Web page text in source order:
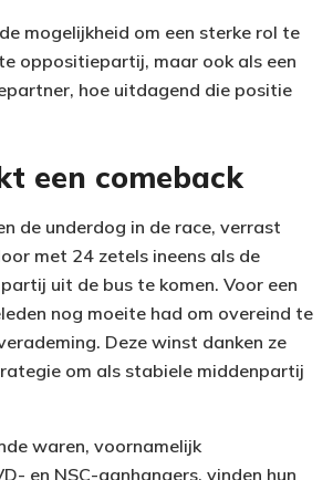
mogelijkheid om een sterke rol te
oppositiepartij, maar ook als een
hoe uitdagend die positie
een comeback
de underdog in de race, verrast
met 24 zetels ineens als de
uit de bus te komen. Voor een
nog moeite had om overeind te
Deze winst danken ze
om als stabiele middenpartij
waren, voornamelijk
en NSC-aanhangers, vinden hun